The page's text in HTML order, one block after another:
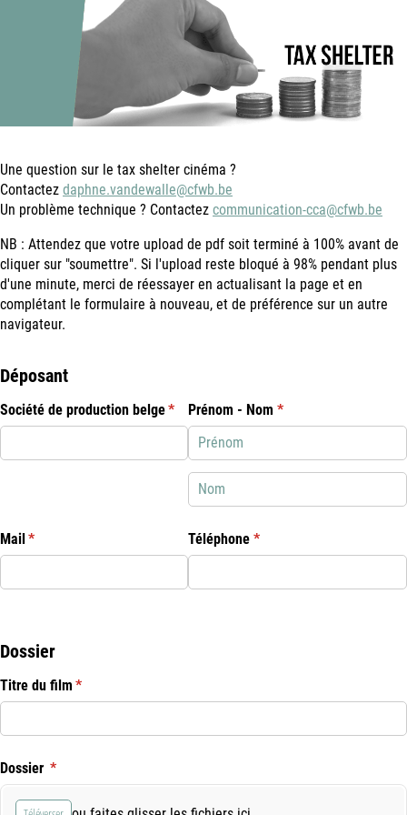
Une question sur le tax shelter cinéma ?
Contactez daphne.vandewalle@cfwb.be
Un problème technique ? Contactez communication-cca@cfwb.be
NB : Attendez que votre upload de pdf soit terminé à 100% avant de
cliquer sur "soumettre". Si l'upload reste bloqué à 98% pendant plus
d'une minute, merci de réessayer en actualisant la page et en
complétant le formulaire à nouveau, et de préférence sur un autre
navigateur.
Déposant
Société de production belge*
(requis)Prénom - Nom *
(requis)
Mail*
(requis) Téléphone *
(requis)
Dossier
Titre du film *
(requis)
Dossier *
(requis)